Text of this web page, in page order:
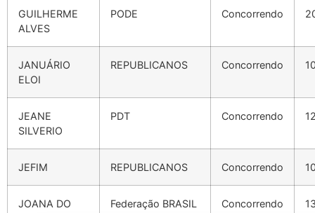
GUILHERME
ALVES
PODE Concorrendo
JANUÁRIO
ELOI
REPUBLICANOS Concorrendo
JEANE
SILVERIO
PDT Concorrendo
JEFIM REPUBLICANOS Concorrendo
JOANA DO
Federação BRASIL
Concorrendo